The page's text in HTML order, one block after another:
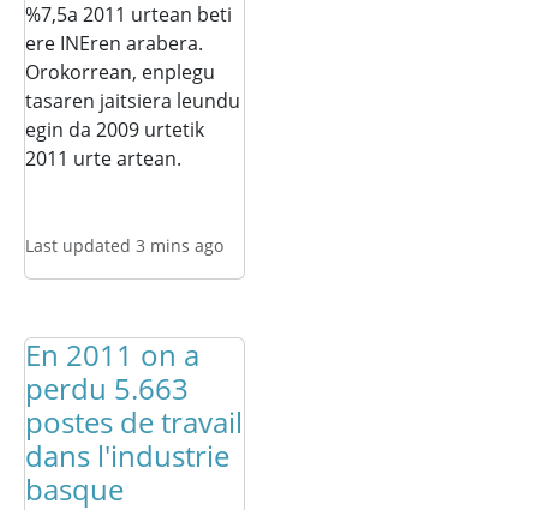
%7,5a 2011 urtean beti
ere INEren arabera.
Orokorrean, enplegu
tasaren jaitsiera leundu
egin da 2009 urtetik
2011 urte artean.
Last updated 3 mins ago
En 2011 on a
perdu 5.663
postes de travail
dans l'industrie
basque